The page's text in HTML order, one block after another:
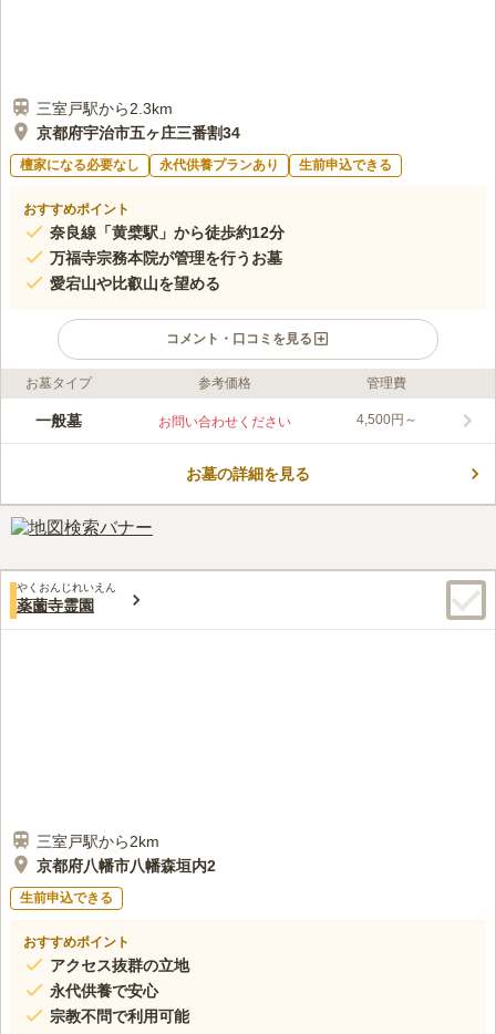
三室戸駅から2.3km
京都府宇治市五ヶ庄三番割34
檀家になる必要なし 永代供養プランあり 生前申込できる
おすすめポイント
奈良線「黄檗駅」から徒歩約12分
万福寺宗務本院が管理を行うお墓
愛宕山や比叡山を望める
コメント・口コミを見る
ライフドット編集部のコメント
「黄檗ほていまつり」が毎月行われる万福寺の霊園です。 「黄
い場所にあり、お参りの際に景色を眺めてリフレッシュすること
足が遠のくこともありません。
口コミ評価
60代男性
墓地に花屋があるが、自宅周辺と比べると非常に高いのでいつも
自宅周辺で買って行くようにしている。墓地周辺は観光地なので食事処多
くあり食事には困らない。法事の時にも周辺の塔頭が利用でき大変便利で
ある
お墓タイプ 参考価格 管理費
一般墓 お問い合わせください 4,500円～
お墓の詳細を見る
やくおんじれいえん
薬薗寺霊園
三室戸駅から2km
京都府八幡市八幡森垣内2
生前申込できる
おすすめポイント
アクセス抜群の立地
永代供養で安心
宗教不問で利用可能